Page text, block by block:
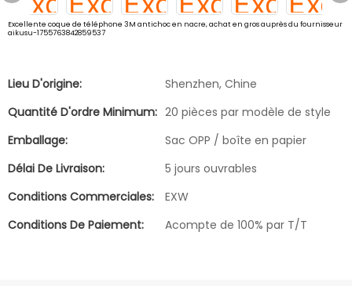
Excellente coque de téléphone 3M antichoc en nacre, achat en gros auprès du fournisseur
aikusu-1755763842859537
Lieu D'origine:
Shenzhen, Chine
Quantité D'ordre Minimum: 20 pièces par modèle de style
Emballage:
Sac OPP / boîte en papier
Délai De Livraison:
5 jours ouvrables
Conditions Commerciales:
EXW
Conditions De Paiement:
Acompte de 100% par T/T